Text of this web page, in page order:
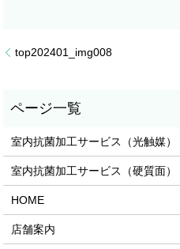
top202401_img008
室内抗菌加工サービス（光触媒）
室内抗菌加工サービス（硬質面）
HOME
店舗案内